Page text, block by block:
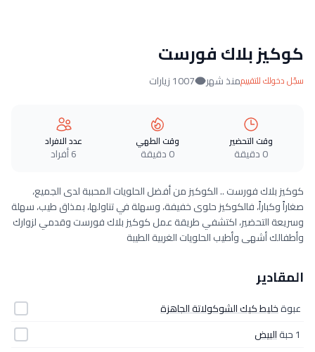
كوكيز بلاك فورست
سجّل دخولك للتقييممنذ شهر 1007 زيارات
وقت التحضير
0 دقيقة
وقت الطهي
0 دقيقة
عدد الافراد
6 أفراد
كوكيز بلاك فورست .. الكوكيز من أفضل الحلويات المحببة لدى الجميع،
صغاراً وكباراً، فالكوكيز حلوى خفيفة، وسهلة في تناولها، بمذاق طيب، سهلة
وسريعة التحضير، اكتشفي طريقة عمل كوكيز بلاك فورست وقدمي لزوارك
وأطفالك أشهى وأطيب الحلويات الغربية الطيبة
المقادير
عبوةخليط كيك الشوكولاتة الجاهزة
1 حبة
البيض